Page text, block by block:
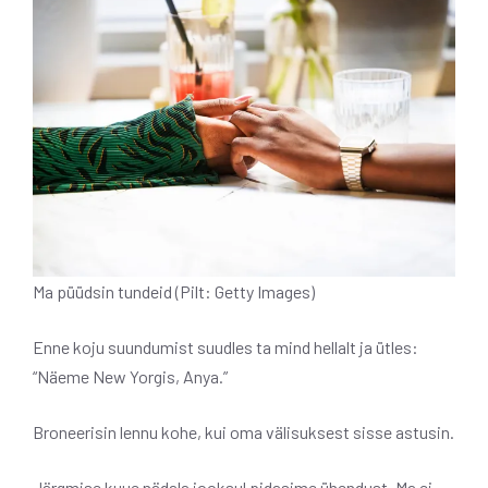
Ma püüdsin tundeid (Pilt: Getty Images)
Enne koju suundumist suudles ta mind hellalt ja ütles:
“Näeme New Yorgis, Anya.”
Broneerisin lennu kohe, kui oma välisuksest sisse astusin.